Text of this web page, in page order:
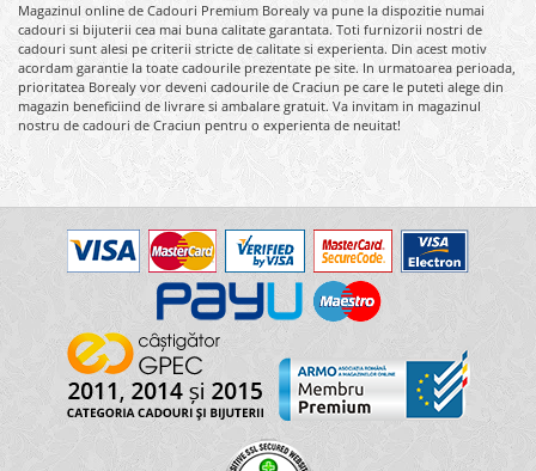
Magazinul online de Cadouri Premium Borealy va pune la dispozitie numai
cadouri si bijuterii cea mai buna calitate garantata. Toti furnizorii nostri de
cadouri sunt alesi pe criterii stricte de calitate si experienta. Din acest motiv
acordam garantie la toate cadourile prezentate pe site. In urmatoarea perioada,
prioritatea Borealy vor deveni cadourile de Craciun pe care le puteti alege din
magazin beneficiind de livrare si ambalare gratuit. Va invitam in magazinul
nostru de cadouri de Craciun pentru o experienta de neuitat!